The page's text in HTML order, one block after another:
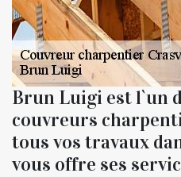
Brun Luigi est l`un
couvreurs
tous vos travaux
vous offre ses